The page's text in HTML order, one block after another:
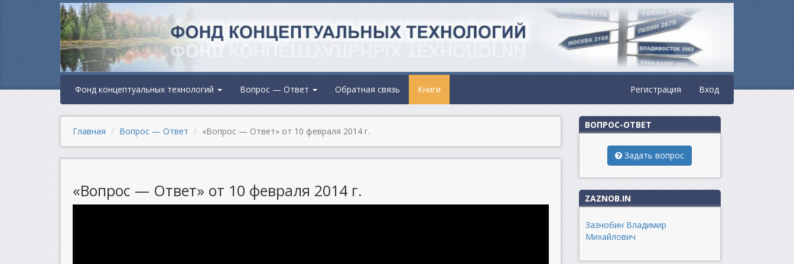
Фонд концептуальных технологий Вопрос — Ответ Обратная связь Книги Регистрация Вход
Главная Вопрос — Ответ «Вопрос — Ответ» от 10 февраля 2014 г.
«Вопрос — Ответ» от 10 февраля 2014 г.
ВОПРОС-ОТВЕТ
Задать вопрос
ZAZNOB.IN
Зазнобин Владимир
Михайлович